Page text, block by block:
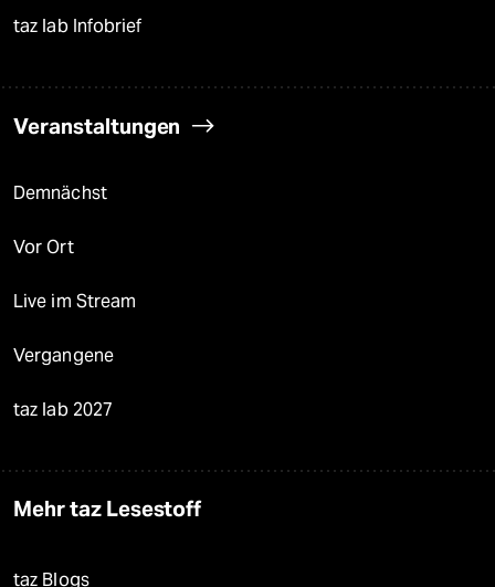
taz lab Infobrief
Veranstaltungen
Demnächst
Vor Ort
Live im Stream
Vergangene
taz lab 2027
Mehr taz Lesestoff
taz Blogs